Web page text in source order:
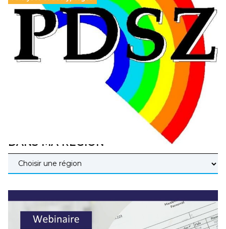
Hongrie : du changement pour les politiques
éducatives, aussi !
25 juin 2026
En Hongrie, le conservateur Peter Magyar et son parti
Tisza "Respect et liberté" ont remporté une large victoire,
contre le premier ministre sortant, Viktor Orban,…
DANS MA RÉGION